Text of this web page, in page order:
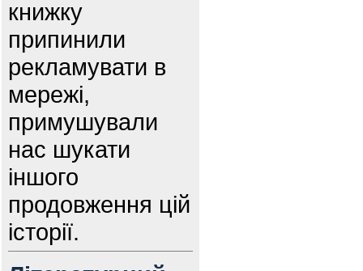
книжку
припинили
рекламувати в
мережі,
примушували
нас шукати
іншого
продовження цій
історії.